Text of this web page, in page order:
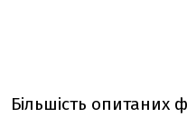
Більшість опитаних